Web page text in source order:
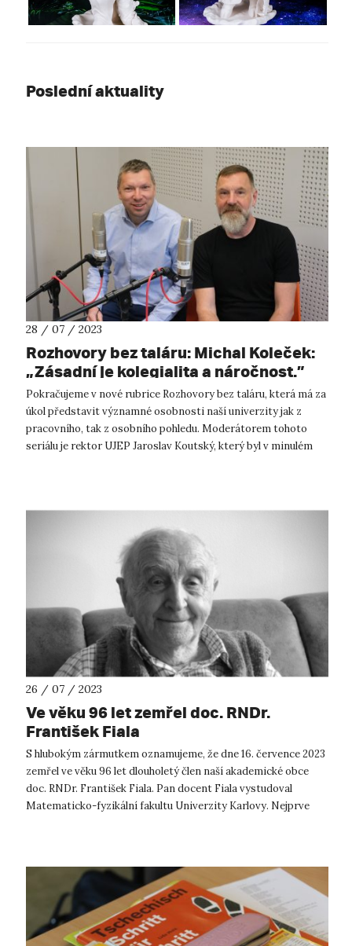
Poslední aktuality
28 / 07 / 2023
Rozhovory bez taláru: Michal Koleček:
„Zásadní je kolegialita a náročnost.”
Pokračujeme v nové rubrice Rozhovory bez taláru, která má za
úkol představit významné osobnosti naší univerzity jak z
pracovního, tak z osobního pohledu. Moderátorem tohoto
seriálu je rektor UJEP Jaroslav Koutský, který byl v minulém
26 / 07 / 2023
Ve věku 96 let zemřel doc. RNDr.
František Fiala
S hlubokým zármutkem oznamujeme, že dne 16. července 2023
zemřel ve věku 96 let dlouholetý člen naší akademické obce
doc. RNDr. František Fiala. Pan docent Fiala vystudoval
Matematicko-fyzikální fakultu Univerzity Karlovy. Nejprve